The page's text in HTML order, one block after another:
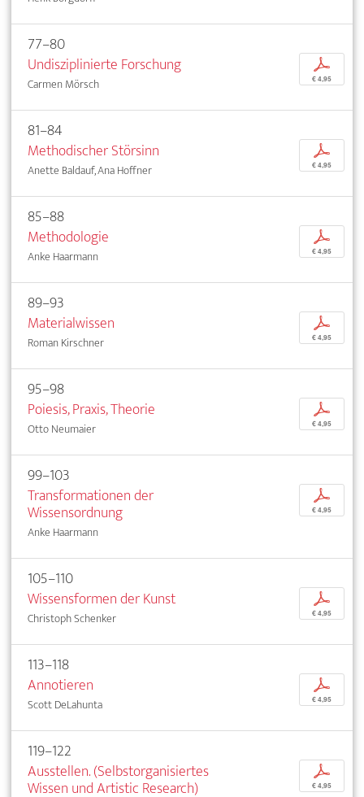
77–80
Undisziplinierte Forschung
Carmen Mörsch
p
€ 4,95
81–84
Methodischer Störsinn
Anette Baldauf, Ana Hoffner
p
€ 4,95
85–88
Methodologie
Anke Haarmann
p
€ 4,95
89–93
Materialwissen
Roman Kirschner
p
€ 4,95
95–98
Poiesis, Praxis, Theorie
Otto Neumaier
p
€ 4,95
99–103
Transformationen der
Wissensordnung
Anke Haarmann
p
€ 4,95
105–110
Wissensformen der Kunst
Christoph Schenker
p
€ 4,95
113–118
Annotieren
Scott DeLahunta
p
€ 4,95
119–122
Ausstellen. (Selbstorganisiertes
Wissen und Artistic Research)
p
€ 4,95